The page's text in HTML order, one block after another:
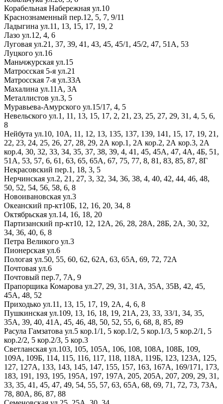
Корабельная Набережная ул.10
Краснознаменный пер.12, 5, 7, 9/11
Ладыгина ул.11, 13, 15, 17, 19, 2
Лазо ул.12, 4, 6
Луговая ул.21, 37, 39, 41, 43, 45, 45/1, 45/2, 47, 51А, 53
Луцкого ул.16
Маньчжурская ул.15
Матросская 5-я ул.21
Матросская 7-я ул.33А
Махалина ул.11А, 3А
Металлистов ул.3, 5
Муравьева-Амурского ул.15/17, 4, 5
Невельского ул.1, 11, 13, 15, 17, 2, 21, 23, 25, 27, 29, 31, 4, 5, 6,
8
Нейбута ул.10, 10А, 11, 12, 13, 135, 137, 139, 141, 15, 17, 19, 21,
22, 23, 24, 25, 26, 27, 28, 29, 2А кор.1, 2А кор.2, 2А кор.3, 2А
кор.4, 30, 32, 33, 34, 35, 37, 38, 39, 4, 41, 45, 45А, 47, 4А, 4Б, 51,
51А, 53, 57, 6, 61, 63, 65, 65А, 67, 75, 77, 8, 81, 83, 85, 87, 8Г
Некрасовский пер.1, 18, 3, 5
Нерчинская ул.2, 21, 27, 3, 32, 34, 36, 38, 4, 40, 42, 44, 46, 48,
50, 52, 54, 56, 58, 6, 8
Новоивановская ул.3
Океанский пр-кт10Б, 12, 16, 20, 34, 8
Октябрьская ул.14, 16, 18, 20
Партизанский пр-кт10, 12, 12А, 26, 28, 28А, 28Б, 2А, 30, 32,
34, 36, 40, 6, 8
Петра Великого ул.3
Пионерская ул.6
Пологая ул.50, 55, 60, 62, 62А, 63, 65А, 69, 72, 72А
Почтовая ул.6
Почтовый пер.7, 7А, 9
Прапорщика Комарова ул.27, 29, 31, 31А, 35А, 35В, 42, 45,
45А, 48, 52
Приходько ул.11, 13, 15, 17, 19, 2А, 4, 6, 8
Пушкинская ул.109, 13, 16, 18, 19, 21А, 23, 33, 33/1, 34, 35,
35А, 39, 40, 41А, 45, 46, 48, 50, 52, 55, 6, 68, 8, 85, 89
Расула Гамзатова ул.5 кор.1/1, 5 кор.1/2, 5 кор.1/3, 5 кор.2/1, 5
кор.2/2, 5 кор.2/3, 5 кор.3
Светланская ул.103, 105, 105А, 106, 108, 108А, 108Б, 109,
109А, 109Б, 114, 115, 116, 117, 118, 118А, 119Б, 123, 123А, 125,
127, 127А, 133, 143, 145, 147, 155, 157, 163, 167А, 169/171, 173,
183, 191, 193, 195, 195А, 197, 197А, 205, 205А, 207, 209, 29, 31,
33, 35, 41, 45, 47, 49, 54, 55, 57, 63, 65А, 68, 69, 71, 72, 73, 73А,
78, 80А, 86, 87, 88